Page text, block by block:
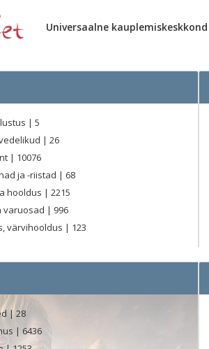
Universaalne kauplemiskeskkond
| 5
| 26
| 10076
ja -riistad | 68
hooldus | 2215
varuosad | 996
värvihooldus | 123
| 28
| 6436